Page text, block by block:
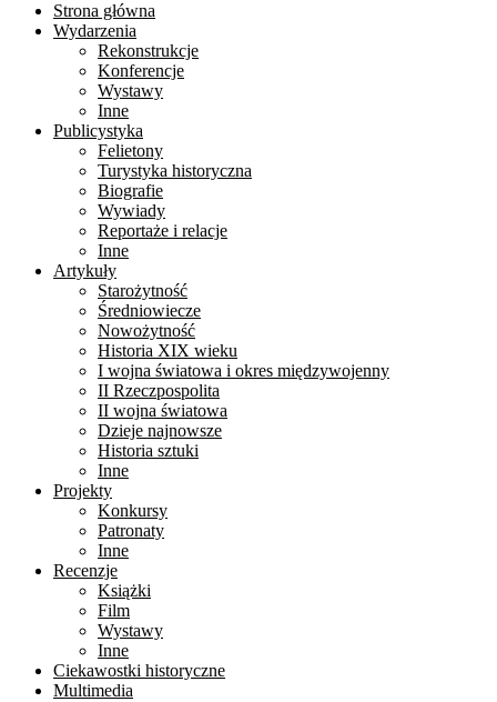
Strona główna
Wydarzenia
Rekonstrukcje
Konferencje
Wystawy
Inne
Publicystyka
Felietony
Turystyka historyczna
Biografie
Wywiady
Reportaże i relacje
Inne
Artykuły
Starożytność
Średniowiecze
Nowożytność
Historia XIX wieku
I wojna światowa i okres międzywojenny
II Rzeczpospolita
II wojna światowa
Dzieje najnowsze
Historia sztuki
Inne
Projekty
Konkursy
Patronaty
Inne
Recenzje
Książki
Film
Wystawy
Inne
Ciekawostki historyczne
Multimedia